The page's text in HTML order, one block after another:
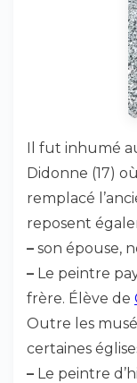
Il fut inhumé
Didonne (17)
remplacé
reposent
– son épouse,
– Le peintre
frère. Élève de
Outre les
certaines
– Le peintre